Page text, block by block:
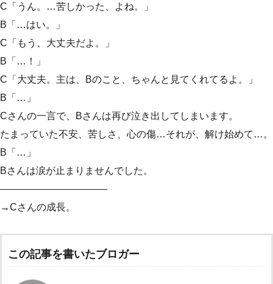
C「うん。…苦しかった、よね。」
B「…はい。」
C「もう、大丈夫だよ。」
B「…！」
C「大丈夫。主は、Bのこと、ちゃんと見てくれてるよ。」
B「…」
Cさんの一言で、Bさんは再び泣き出してしまいます。
たまっていた不安、苦しさ、心の傷…それが、解け始めて…。
B「…」
Bさんは涙が止まりませんでした。
———————————
→Cさんの成長。
この記事を書いたブロガー